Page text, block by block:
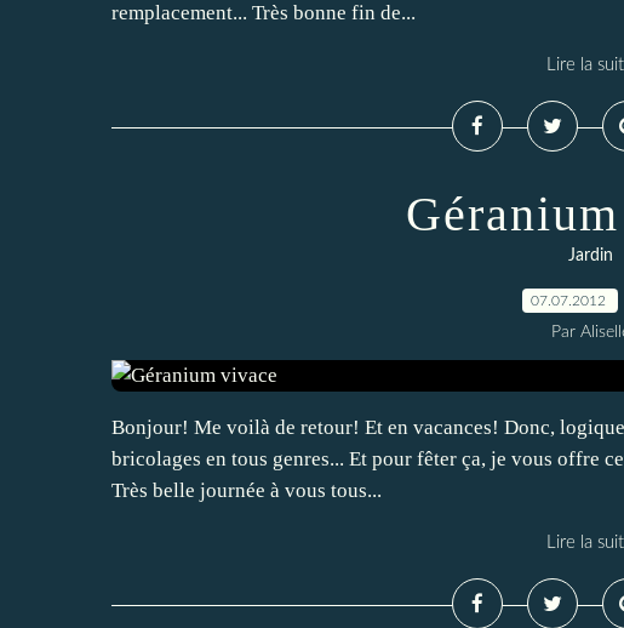
remplacement... Très bonne fin de...
Lire la
Jardin
07.07.2012
Par
Bonjour! Me voilà de retour! Et en vacances! Donc,
bricolages en tous genres... Et pour fêter ça, je vous offre
Très belle journée à vous tous...
Lire la